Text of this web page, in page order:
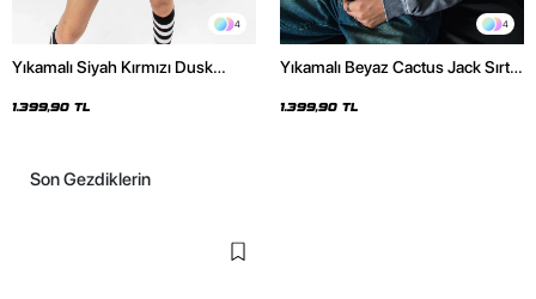
4
Yıkamalı Siyah Kırmızı Dusk
1.399,90 TL
4
Yıkamalı Beyaz Cactus Jack Sırt
1.399,90 TL
Son Gezdiklerin